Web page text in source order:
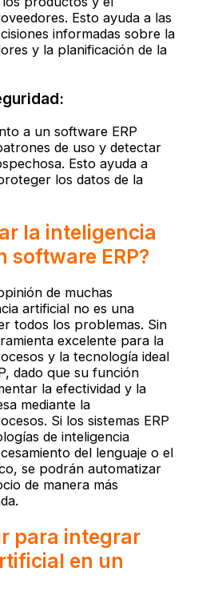
Esto ayuda a las
informadas sobre la
y la planificación de la
a un software ERP
de uso y detectar
Esto ayuda a
los datos de la
la inteligencia
software ERP?
de muchas
artificial no es una
todos los problemas. Sin
excelente para la
y la tecnología ideal
dado que su función
la efectividad y la
mediante la
Si los sistemas ERP
de inteligencia
del lenguaje o el
se podrán automatizar
de manera más
para integrar
en un